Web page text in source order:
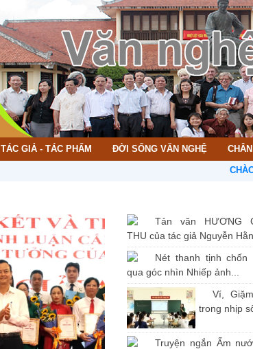
TÁC GIẢ - TÁC PHẨM ĐỜI SỐNG VĂN NGHỆ
CHÀO
Tản văn HƯƠNG
THU của tác giả Nguyễn
Nét thanh tịnh chốn
qua góc nhìn Nhiếp ảnh...
Ví,
trong nhịp
Truyện ngắn Ấm